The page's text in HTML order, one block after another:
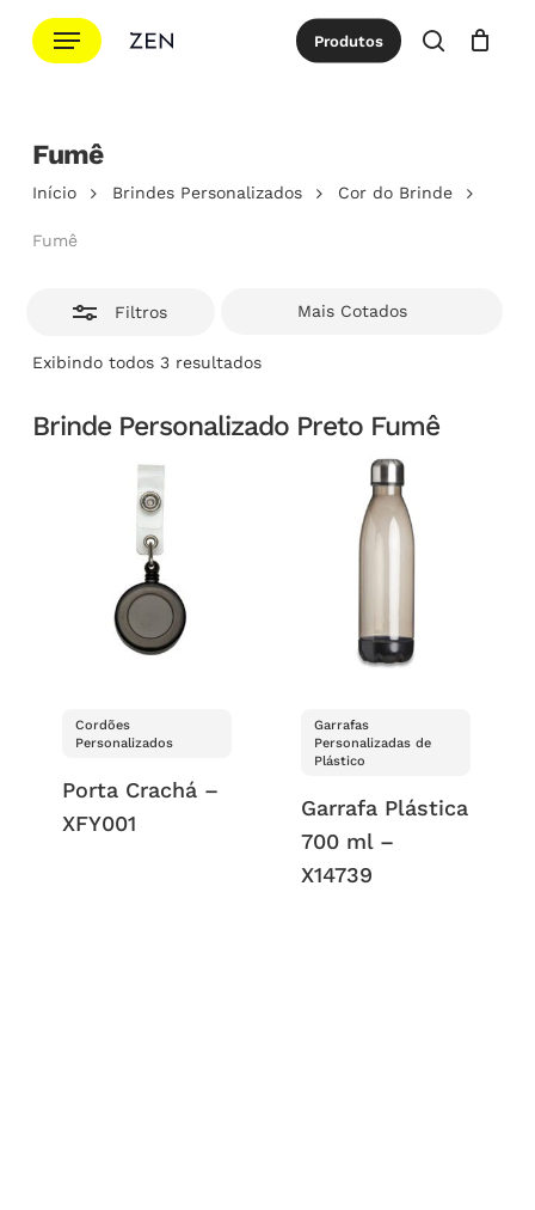
para
principal
Menu Produtos
procurar
Cotação Close
Fumê
Início Brindes Personalizados Cor do Brinde
Fumê
Filtros
Exibindo todos 3 resultadosClassificado
Brinde Personalizado Preto Fumê
Cordões
Personalizados
Porta Crachá –
XFY001
Garrafas
Personalizadas de
Plástico
Garrafa Plástica
700 ml –
X14739